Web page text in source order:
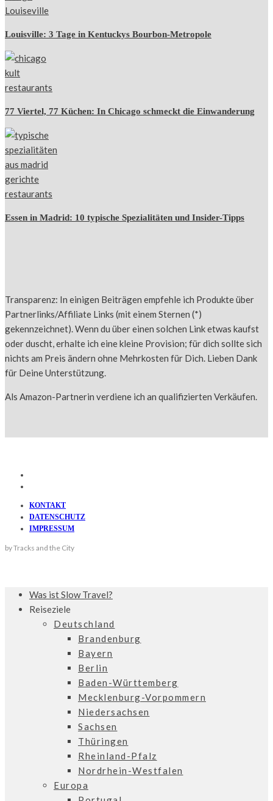
Louisville: 3 Tage in Kentuckys Bourbon-Metropole
77 Viertel, 77 Küchen: In Chicago schmeckt die Einwanderung
Essen in Madrid: 10 typische Spezialitäten und Insider-Tipps
Transparenz: In einigen Beiträgen empfehle ich Produkte über
Partnerlinks/Affiliate Links (mit einem Sternen (*)
gekennzeichnet). Wenn du über einen solchen Link etwas kaufst
oder duscht, erhalte ich eine kleine Provision; für dich sollte sich
nichts am Preis ändern ohne Mehrkosten für Dich. Lieben Dank
für Deine Unterstützung.
Als Amazon-Partnerin verdiene ich an qualifizierten Verkäufen.
KONTAKT
DATENSCHUTZ
IMPRESSUM
by Tracks and the City
Was ist Slow Travel?
Reiseziele
Deutschland
Brandenburg
Bayern
Berlin
Baden-Württemberg
Mecklenburg-Vorpommern
Niedersachsen
Sachsen
Thüringen
Rheinland-Pfalz
Nordrhein-Westfalen
Europa